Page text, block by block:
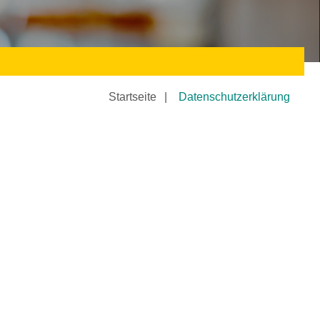
Startseite Datenschutzerklärung